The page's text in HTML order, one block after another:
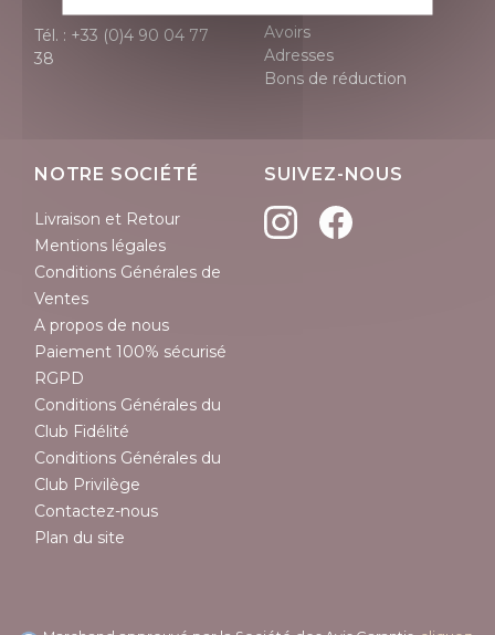
Tél. : +33 (0)4 90 04 77
38
Avoirs
Adresses
Bons de réduction
NOTRE SOCIÉTÉ
Livraison et Retour
Mentions légales
Conditions Générales de
Ventes
A propos de nous
Paiement 100% sécurisé
RGPD
Conditions Générales du
Club Fidélité
Conditions Générales du
Club Privilège
Contactez-nous
Plan du site
SUIVEZ-NOUS